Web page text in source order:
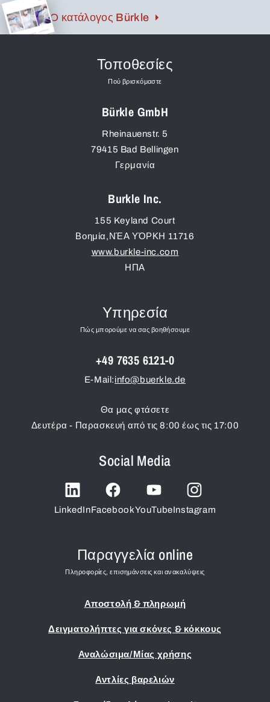
Ο κατάλογος Bürkle
Τοποθεσίες
Πού βρισκόμαστε
Bürkle GmbH
Rheinauenstr. 5
79415 Bad Bellingen
Γερμανία
Burkle Inc.
155 Keyland Court
Βοημία, ΝΈΑ ΥΌΡΚΗ 11716
www.burkle-inc.com
ΗΠΑ
Υπηρεσία
Πώς μπορούμε να σας βοηθήσουμε
+49 7635 6121-0
E-Mail:info@buerkle.de
Θα μας φτάσετε
Δευτέρα - Παρασκευή από τις 8:00 έως τις 17:00
Social Media
LinkedInFacebookYouTubeInstagram
Παραγγελία online
Πληροφορίες, επισημάνσεις και ανακαλύψεις
Αποστολή & πληρωμή
Δειγματολήπτες για σκόνες & κόκκους
Αναλώσιμα/Μίας χρήσης
Αντλίες βαρελιών